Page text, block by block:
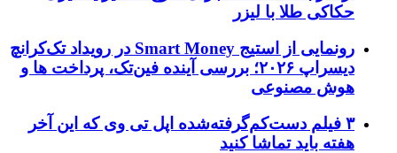
حکاکی طلا با لیزر
رونمایی از استیج Smart Money در رویداد تک‌کرانچ
دیسراپ ۲۰۲۶؛ بررسی آینده فین‌تک، پرداخت‌ ها و
هوش مصنوعی
۳ فیلم دست‌کم‌گرفته‌شده اپل تی وی که این آخر
هفته باید تماشا کنید